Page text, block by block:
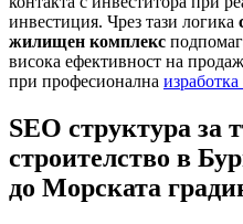
инвестиция. Чрез тази логика
жилищен комплекс
висока ефективност на
при професионална изработка
SEO структура за
строителство в
до Морската